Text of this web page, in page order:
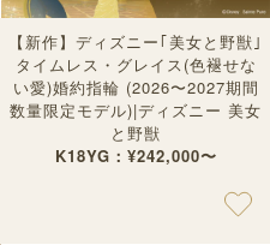
【新作】ディズニー｢美女と野獣｣
タイムレス・グレイス(色褪せな
い愛)婚約指輪 (2026〜2027期間
数量限定モデル)|ディズニー 美女
と野獣
K18YG：¥242,000〜